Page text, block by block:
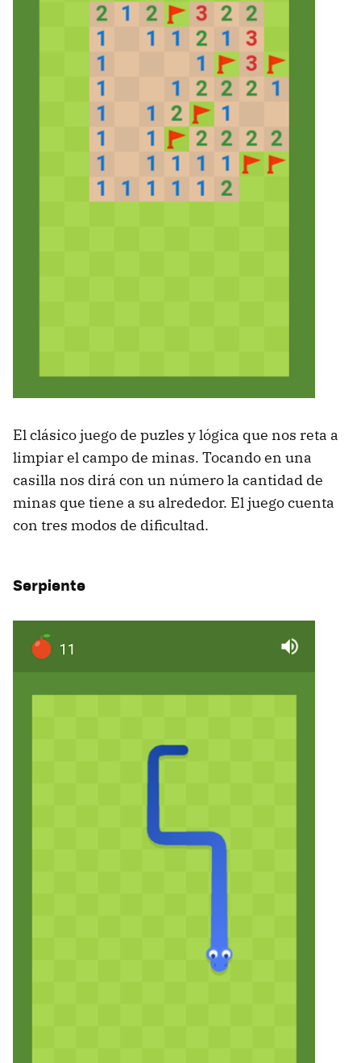
El clásico juego de puzles y lógica que nos reta a
limpiar el campo de minas. Tocando en una
casilla nos dirá con un número la cantidad de
minas que tiene a su alrededor. El juego cuenta
con tres modos de dificultad.
Serpiente